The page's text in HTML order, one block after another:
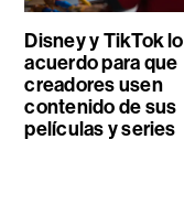
Disney y TikTok
acuerdo para que
creadores usen
contenido de sus
películas y series